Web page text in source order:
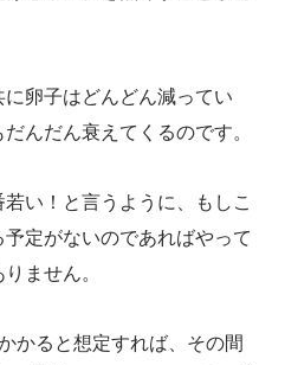
卵子はどんどん減ってい
んだん衰えてくるのです。
い！と言うように、もしこ
定がないのであればやって
ません。
かると想定すれば、その間